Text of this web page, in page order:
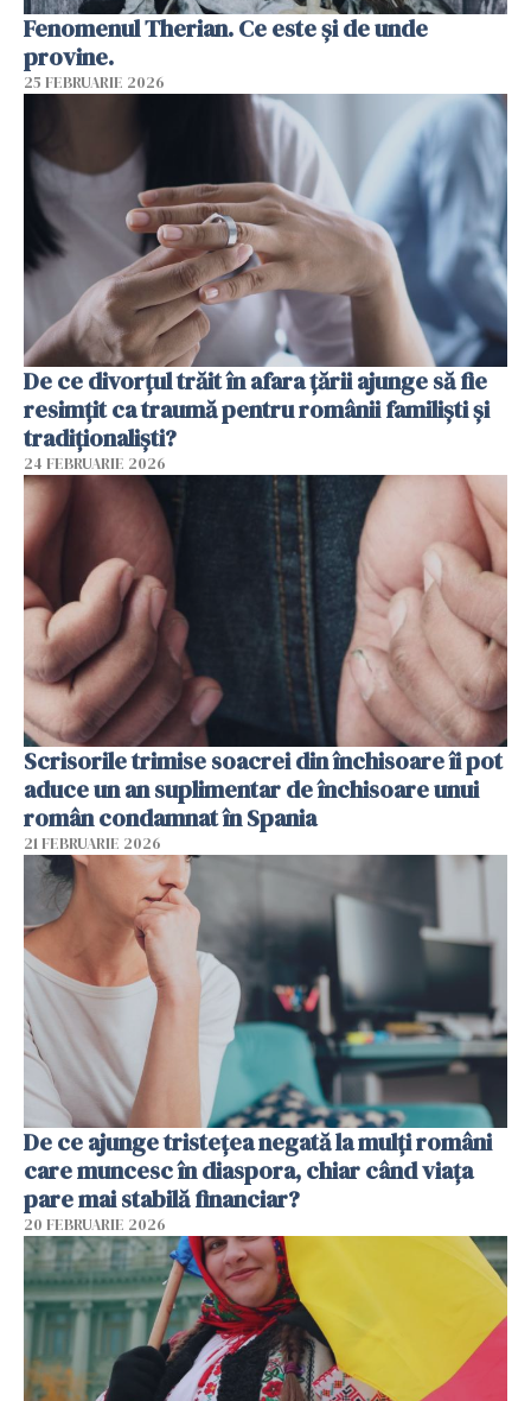
Fenomenul Therian. Ce este și de unde
provine.
25 FEBRUARIE 2026
De ce divorțul trăit în afara țării ajunge să fie
resimțit ca traumă pentru românii familiști și
tradiționaliști?
24 FEBRUARIE 2026
Scrisorile trimise soacrei din închisoare îi pot
aduce un an suplimentar de închisoare unui
român condamnat în Spania
21 FEBRUARIE 2026
De ce ajunge tristețea negată la mulți români
care muncesc în diaspora, chiar când viața
pare mai stabilă financiar?
20 FEBRUARIE 2026